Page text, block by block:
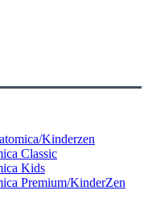
Kinderzen
Classic
Kids
Premium/KinderZen